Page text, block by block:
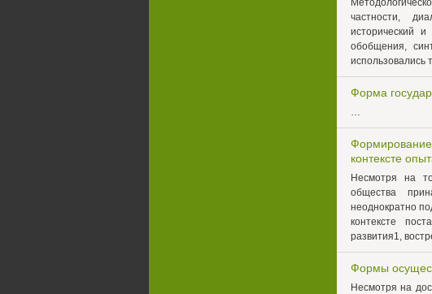
частности,
исторический
обобщения,
использовались
Форма
…
Формирование
контексте
Несмотря на
общества
неоднократно
контексте
развития1,
Формы
Несмотря на